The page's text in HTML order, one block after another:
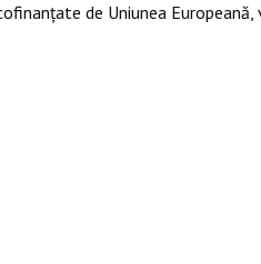
de Uniunea